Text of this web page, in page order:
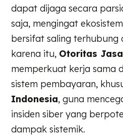
dapat dijaga secara
saja, mengingat
bersifat saling terhubung
karena itu, Otoritas
memperkuat kerja sama
sistem pembayaran,
Indonesia, guna
insiden siber yang
dampak sistemik.